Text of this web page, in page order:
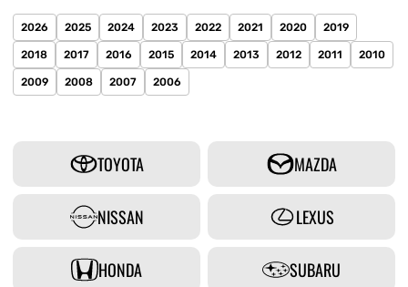
2026 2025 2024 2023 2022 2021 2020 2019
2018 2017 2016 2015 2014 2013 2012 2011 2010
2009 2008 2007 2006
TOYOTA MAZDA
NISSAN LEXUS
HONDA SUBARU